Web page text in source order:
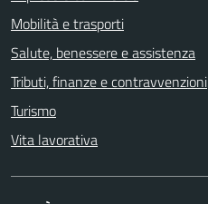
Mobilità e trasporti
Salute, benessere e assistenza
Tributi, finanze e contravvenzioni
Turismo
Vita lavorativa